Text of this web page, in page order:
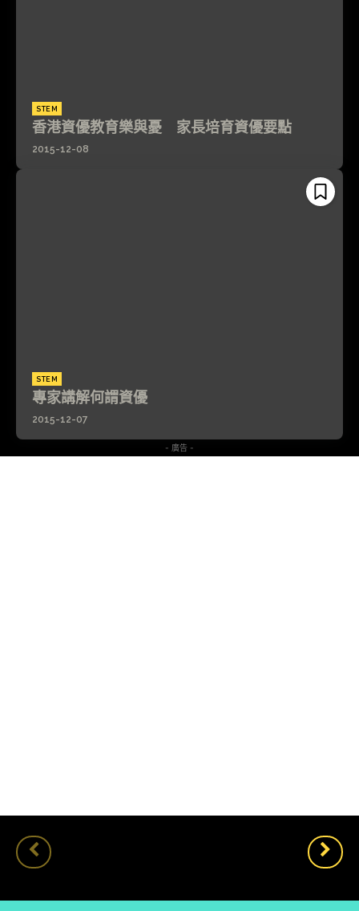
STEM
香港資優教育樂與憂 家長培育資優要點
2015-12-08
STEM
專家講解何謂資優
2015-12-07
- 廣告 -